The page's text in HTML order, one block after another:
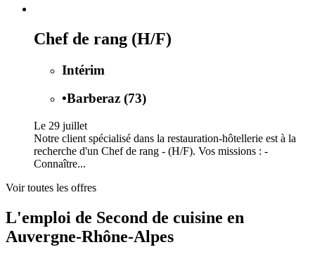
Chef de rang (H/F)
Intérim
•Barberaz (73)
Le 29 juillet
Notre client spécialisé dans la restauration-hôtellerie est à la
recherche d'un Chef de rang - (H/F). Vos missions : -
Connaître...
Voir toutes les offres
L'emploi de Second de cuisine en
Auvergne-Rhône-Alpes